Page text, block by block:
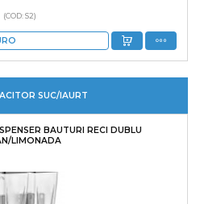
(COD: S2)
SUC/IAURT
BAUTURI RECI DUBLU
LIMONADA